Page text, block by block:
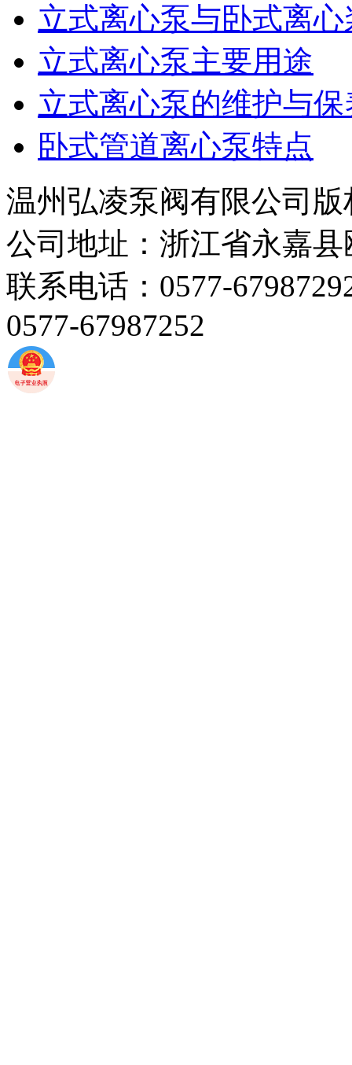
立式离心泵与卧式离
立式离心泵主要用途
立式离心泵的维护与保
卧式管道离心泵特点
温州弘凌泵阀有限公司
公司地址：浙江省永嘉
联系电话：0577-
0577-67987252